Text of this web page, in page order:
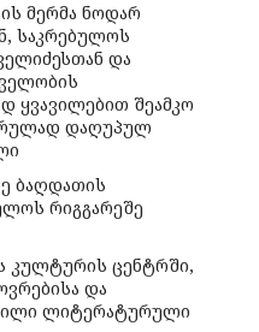
მერმა ნოდარ
საკრებულოს
და
ყვავილებით შეამკო
დაღუპულ
ბაღდათის
რიგგარეშე
კულტურის ცენტრში,
და
ლიტერატურული